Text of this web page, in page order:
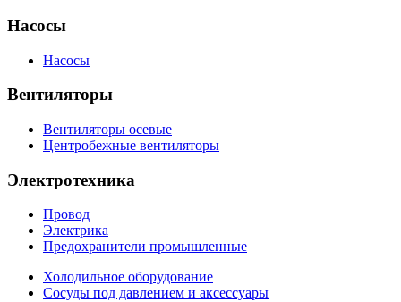
Насосы
Насосы
Вентиляторы
Вентиляторы осевые
Центробежные вентиляторы
Электротехника
Провод
Электрика
Предохранители промышленные
Холодильное оборудование
Сосуды под давлением и аксессуары